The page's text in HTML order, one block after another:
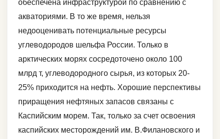
обеспечена инфраструктурой по сравнению с
акваториями. В то же время, нельзя
недооценивать потенциальные ресурсы
углеводородов шельфа России. Только в
арктических морях сосредоточено около 100
млрд т, углеводородного сырья, из которых 20-
25% приходится на нефть. Хорошие перспективы
приращения нефтяных запасов связаны с
Каспийским морем. Так, только за счет освоения
каспийских месторождений им. В.Филановского и